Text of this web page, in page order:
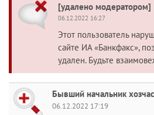
[удалено модератором]
06.12.2022 16:27
Этот пользователь
сайте ИА «Банкфакс»,
удален. Будьте
Бывший начальник
06.12.2022 17:19